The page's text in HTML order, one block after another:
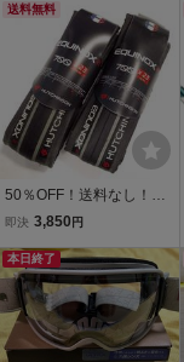
asco
送料無料
50％OFF！送料なし！◆
HUTCHINSON◆エキノク
◆クリンチャータイヤ◆P
V699271◆
即決 3,850 円
本日終了